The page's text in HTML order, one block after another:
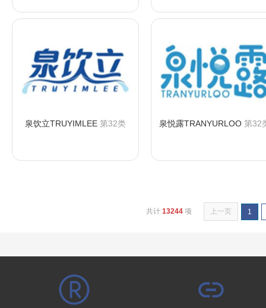
泉饮立TRUYIMLEE 第32类 泉悦露TRANYURLOO第32
共计 13244 项 上一页 1